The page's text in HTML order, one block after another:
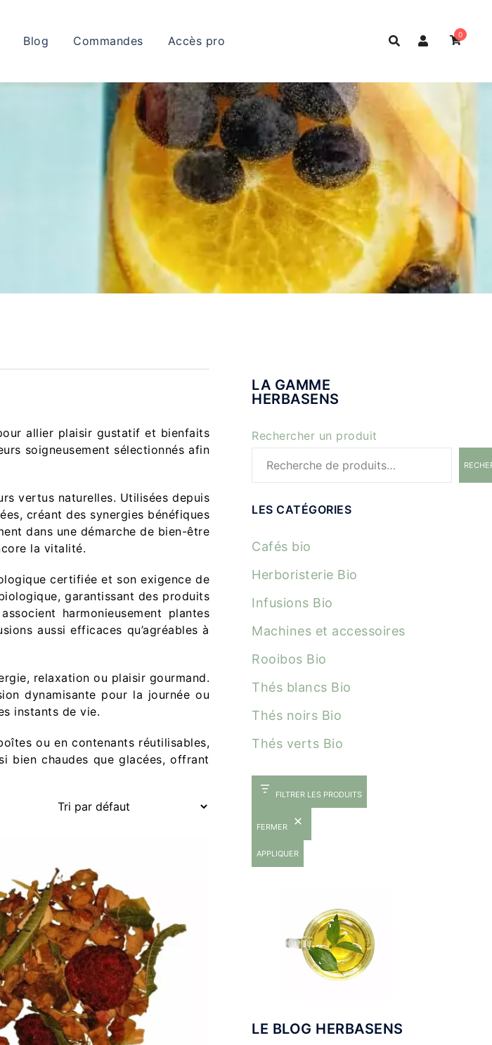
Blog Commandes Accès pro 0
allier plaisir gustatif et bienfaits
soigneusement sélectionnés afin
vertus naturelles. Utilisées depuis
créant des synergies bénéfiques
dans une démarche de bien-être
la vitalité.
certifiée et son exigence de
garantissant des produits
harmonieusement plantes
aussi efficaces qu’agréables à
relaxation ou plaisir gourmand.
dynamisante pour la journée ou
instants de vie.
ou en contenants réutilisables,
bien chaudes que glacées, offrant
LA GAMME
HERBASENS
Rechercher un produit
LES CATÉGORIES
Cafés bio
Herboristerie Bio
Infusions Bio
Machines et accessoires
Rooibos Bio
Thés blancs Bio
Thés noirs Bio
Thés verts Bio
FILTRER LES PRODUITS
FERMER
APPLIQUER
LE BLOG HERBASENS